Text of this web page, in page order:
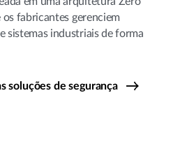
fabricantes gerenciem
sistemas industriais de forma
soluções de segurança